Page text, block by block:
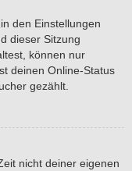
den Einstellungen
dieser Sitzung
können nur
deinen Online-Status
gezählt.
nicht deiner eigenen